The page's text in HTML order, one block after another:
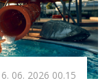
06. 2026 00.15